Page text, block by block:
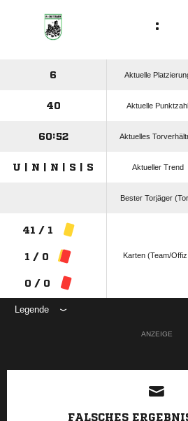
:
6 Aktuelle
40 Aktuelle Punktzahl
60:52 Aktuelles
U | N | N | S | S Aktueller Trend
Bester Torjäger
41 / 1
1 / 0
0 / 0
Karten (Team/
Legende
ANZEIGE
FALSCHES